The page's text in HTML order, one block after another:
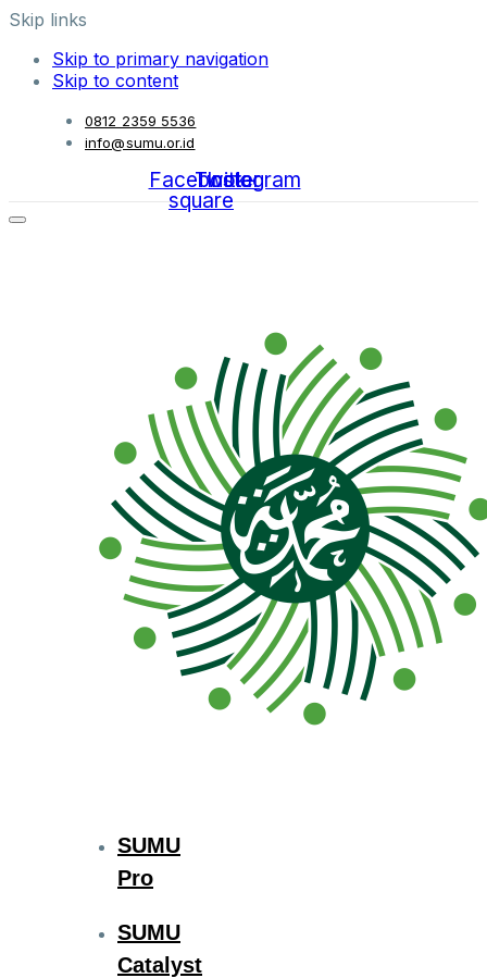
Skip links
Skip to primary navigation
Skip to content
0812 2359 5536
info@sumu.or.id
Facebook-
square
Twitter
Instagram
SUMU
Pro
SUMU
Catalyst